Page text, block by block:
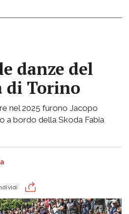
danze del
di Torino
nel 2025 furono Jacopo
a bordo della Skoda Fabia